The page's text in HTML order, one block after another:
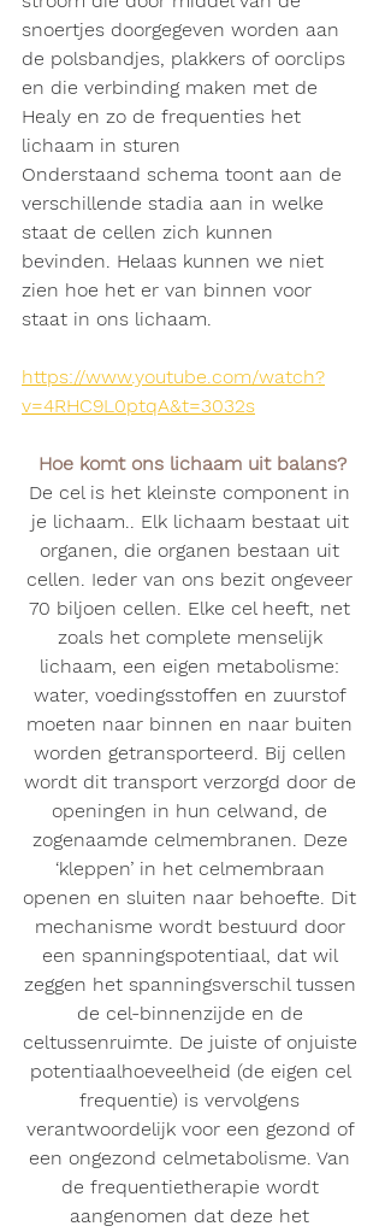
snoertjes doorgegeven worden aan
de polsbandjes, plakkers of oorclips
en die verbinding maken met de
Healy en zo de frequenties het
lichaam in sturen
Onderstaand schema toont aan de
verschillende stadia aan in welke
staat de cellen zich kunnen
bevinden. Helaas kunnen we niet
zien hoe het er van binnen voor
staat in ons lichaam.
https://www.youtube.com/watch?
v=4RHC9L0ptqA&t=3032s
Hoe komt ons lichaam uit balans?
De cel is het kleinste component in
je lichaam.. Elk lichaam bestaat uit
organen, die organen bestaan uit
cellen. Ieder van ons bezit ongeveer
70 biljoen cellen. Elke cel heeft, net
zoals het complete menselijk
lichaam, een eigen metabolisme:
water, voedingsstoffen en zuurstof
moeten naar binnen en naar buiten
worden getransporteerd. Bij cellen
wordt dit transport verzorgd door de
openingen in hun celwand, de
zogenaamde celmembranen. Deze
‘kleppen’ in het celmembraan
openen en sluiten naar behoefte. Dit
mechanisme wordt bestuurd door
een spanningspotentiaal, dat wil
zeggen het spanningsverschil tussen
de cel-binnenzijde en de
celtussenruimte. De juiste of onjuiste
potentiaalhoeveelheid (de eigen cel
frequentie) is vervolgens
verantwoordelijk voor een gezond of
een ongezond celmetabolisme. Van
de frequentietherapie wordt
aangenomen dat deze het